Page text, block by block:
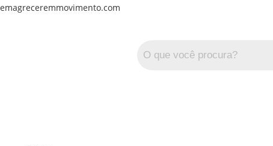
emagreceremmovimento.com